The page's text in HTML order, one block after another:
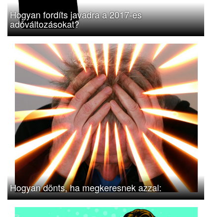
Hogyan fordíts javadra a 2017-es
adóváltozásokat?
Hogyan dönts, ha megkeresnek azzal: